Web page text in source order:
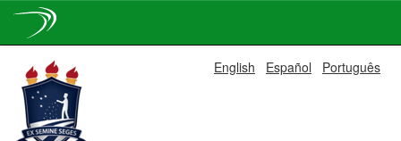
navigation
English Español Português